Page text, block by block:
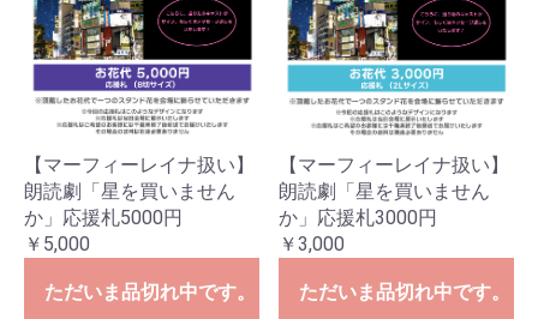
【マーフィーレイナ扱い】
朗読劇「星を買いません
か」応援札5000円
￥5,000
ただいま品切れ中です。
【マーフィーレイナ扱い】
朗読劇「星を買いません
か」応援札3000円
￥3,000
ただいま品切れ中です。